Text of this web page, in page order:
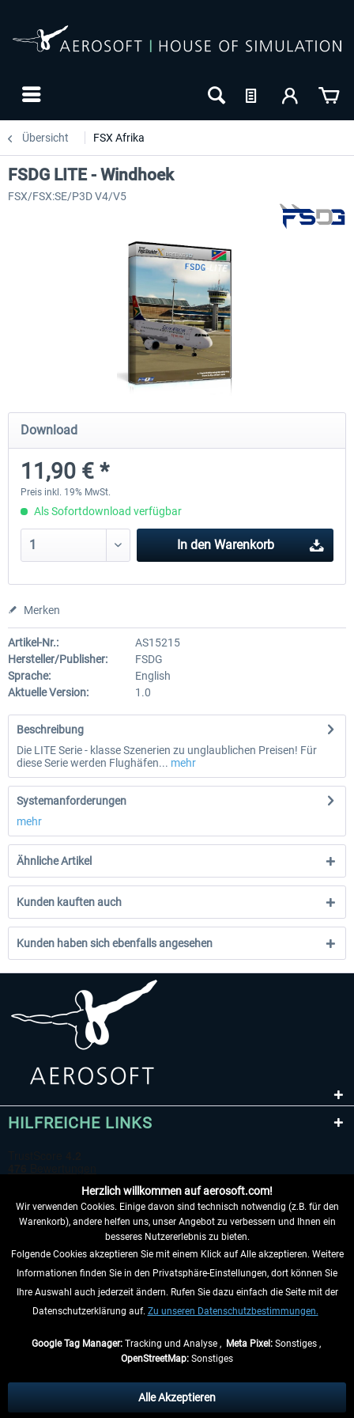
Übersicht FSX Afrika
Holiday Airports
29,95 € *
FSDG LITE - Dakar
FSDG LITE - Windhoek
FSX/FSX:SE/P3D V4/V5
Download
11,90 € *
Preis inkl. 19% MwSt.
Als Sofortdownload verfügbar
In den Warenkorb
Merken
Artikel-Nr.:
AS15215
Hersteller/Publisher:
FSDG
Sprache:
English
Aktuelle Version:
1.0
Beschreibung
Die LITE Serie - klasse Szenerien zu unglaublichen Preisen! Für
diese Serie werden Flughäfen... mehr
Systemanforderungen
mehr
Ähnliche Artikel
Kunden kauften auch
Kunden haben sich ebenfalls angesehen
HILFREICHE LINKS
VERTRAG WIDERRUFEN
INFORMATIONEN
anders beschrieben.
** Gilt für Lieferungen innerhalb Deutschlands, Lieferzeiten für andere Länder
Herzlich willkommen auf aerosoft.com!
Wir verwenden Cookies. Einige davon sind technisch notwendig (z.B. für den
Warenkorb), andere helfen uns, unser Angebot zu verbessern und Ihnen ein
besseres Nutzererlebnis zu bieten.
Folgende Cookies akzeptieren Sie mit einem Klick auf Alle akzeptieren. Weitere
Informationen finden Sie in den Privatsphäre-Einstellungen, dort können Sie
Ihre Auswahl auch jederzeit ändern. Rufen Sie dazu einfach die Seite mit der
Datenschutzerklärung auf. Zu unseren Datenschutzbestimmungen.
Google Tag Manager:Tracking und Analyse , Meta Pixel:Sonstiges ,
OpenStreetMap: Sonstiges
Alle Akzeptieren